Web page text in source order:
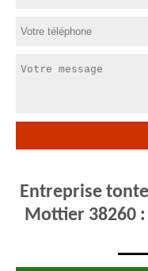
Entreprise
Mottier 38260